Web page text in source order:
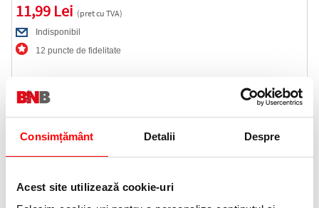
Consimțământ Detalii Despre
Acest site utilizează cookie-uri
11,99 Lei (pret cu TVA)
Indisponibil
12 puncte de fidelitate
Cod produs:
Anunta-ma cand revine in stoc
Telefon:
0372 552 601